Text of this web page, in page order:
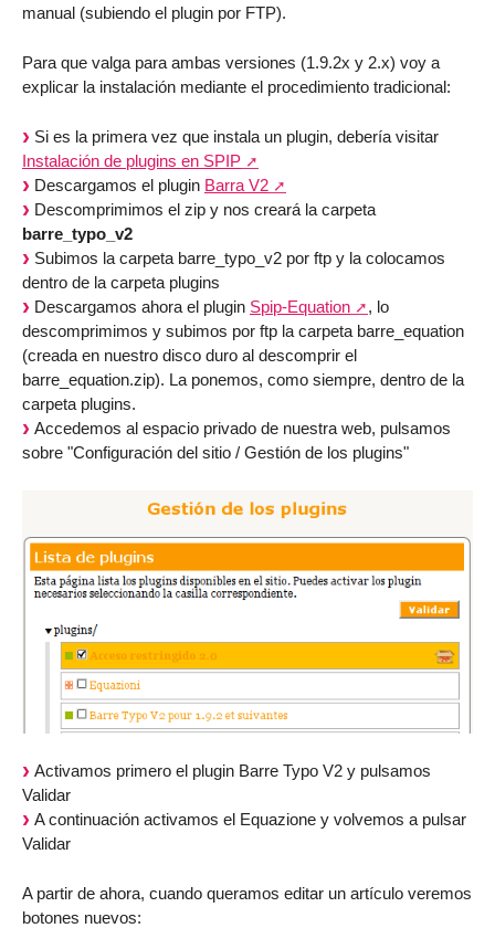
manual (subiendo el plugin por FTP).
Para que valga para ambas versiones (1.9.2x y 2.x) voy a
explicar la instalación mediante el procedimiento tradicional:
Si es la primera vez que instala un plugin, debería visitar
Instalación de plugins en SPIP
Descargamos el plugin Barra V2
Descomprimimos el zip y nos creará la carpeta
barre_typo_v2
Subimos la carpeta barre_typo_v2 por ftp y la colocamos
dentro de la carpeta plugins
Descargamos ahora el plugin Spip-Equation
, lo
descomprimimos y subimos por ftp la carpeta barre_equation
(creada en nuestro disco duro al descomprir el
barre_equation.zip). La ponemos, como siempre, dentro de la
carpeta plugins.
Accedemos al espacio privado de nuestra web, pulsamos
sobre "Configuración del sitio / Gestión de los plugins"
Activamos primero el plugin Barre Typo V2 y pulsamos
Validar
A continuación activamos el Equazione y volvemos a pulsar
Validar
A partir de ahora, cuando queramos editar un artículo veremos
botones nuevos: